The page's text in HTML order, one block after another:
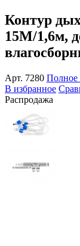
Контур
15М/1,6м,
Арт. 7280 Полное
В избранное
Распродажа